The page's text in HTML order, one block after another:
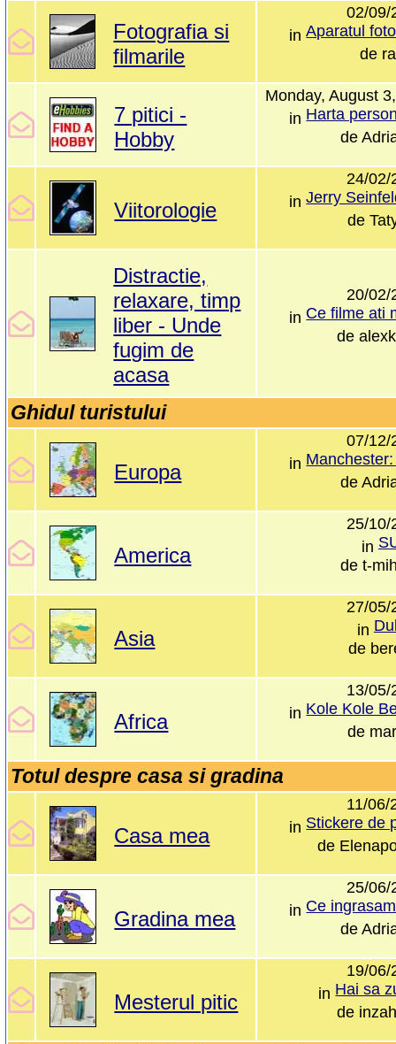
Fotografia si
filmarile
02/09/
in
de
7 pitici -
Hobby
Monday, August
in
de
Viitorologie
24/02/
in
de
Distractie,
relaxare, timp
liber - Unde
fugim de
acasa
20/02/
in
de
Ghidul turistului
Europa
07/12/
in
de
America
25/10/
in
de t-
Asia
27/05/
in
de
Africa
13/05/
in
de
Totul despre casa si gradina
Casa mea
11/06/
in
de
Gradina mea
25/06/
in
de
Mesterul pitic
19/06/
inHai sa
de